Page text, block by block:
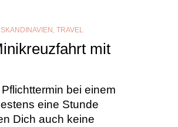
, TRAVEL
mit
bei einem
eine Stunde
Dich auch keine